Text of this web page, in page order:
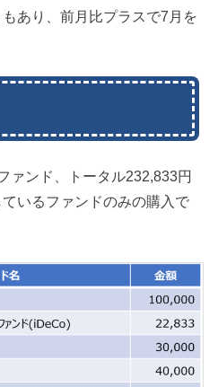
あり、前月比プラスで7月を
ァンド、トータル232,833円
いるファンドのみの購入で